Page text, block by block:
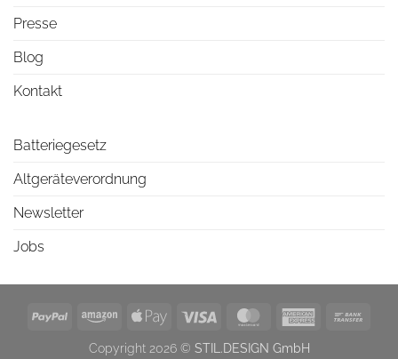
Presse
Blog
Kontakt
Batteriegesetz
Altgeräteverordnung
Newsletter
Jobs
PayPal Amazon Apple
Visa MasterCardAmerican
Copyright 2026 © STIL.DESIGN GmbH